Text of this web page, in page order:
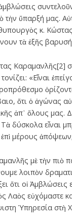
τὴν ὕπαρξή μας.
κ. Κώστας
τὰ ἑξῆς
Καραμανλῆς[2]
«Εἶναι
ὅτι ὁ ἀγώνας
ἀπ᾽ ὅλους μας.
Τὰ δύσκολα εἶναι
μέρους
μὲ τὴν πιὸ
λοιπὸν
ὅτι οἱ
Λαὸς εὐχόμαστε
Ὑπηρεσία στὴ